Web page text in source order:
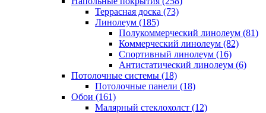
Террасная доска (73)
Линолеум (185)
Полукоммерческий линолеум (81)
Коммерческий линолеум (82)
Спортивный линолеум (16)
Антистатический линолеум (6)
Потолочные системы (18)
Потолочные панели (18)
Обои (161)
Малярный стеклохолст (12)